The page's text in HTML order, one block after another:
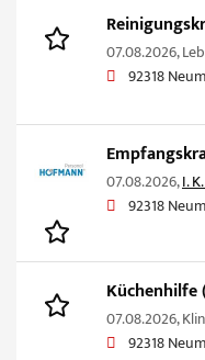
07.08.2026,
92318
07.08.2026,I.
92318
07.08.2026,
92318